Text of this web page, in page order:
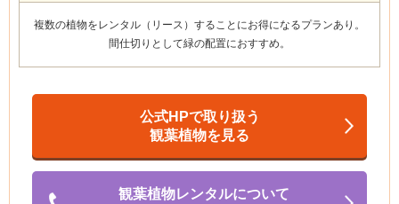
複数の植物をレンタル（リース）することにお得になるプランあり 。
間仕切りとして緑の配置におすすめ。
公式HPで取り扱う
観葉植物を見る
観葉植物レンタルについて